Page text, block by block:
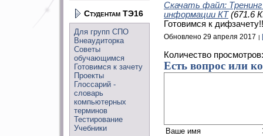
Студентам ТЭ16
Для групп СПО
Внеаудиторка
Советы
обучающимся
Готовимся к зачету
Проекты
Глоссарий -
словарь
компьютерных
терминов
Тестирование
Учебники
Скачать файл:
информации КТ(671.6
Готовимся к
Обновлено 29 апреля 2017
Количество
Есть вопрос или
Ваше имя